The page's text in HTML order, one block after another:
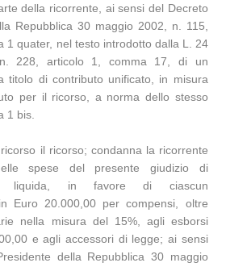
della ricorrente, ai sensi del Decreto
Repubblica 30 maggio 2002, n. 115,
1 quater, nel testo introdotto dalla L. 24
228, articolo 1, comma 17, di un
titolo di contributo unificato, in misura
per il ricorso, a norma dello stesso
1 bis.
il ricorso; condanna la ricorrente
spese del presente giudizio di
liquida, in favore di ciascun
Euro 20.000,00 per compensi, oltre
nella misura del 15%, agli esborsi
e agli accessori di legge; ai sensi
della Repubblica 30 maggio